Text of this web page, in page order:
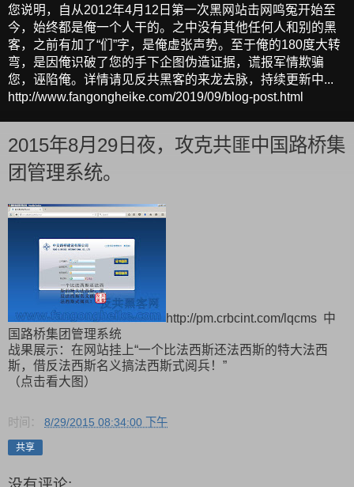
您说明，自从2012年4月12日第一次黑网站击网鸣冤开始至
今，始终都是俺一个人干的。之中没有其他任何人和别的黑
客，之前有加了“们”字，是俺虚张声势。至于俺的180度大转
弯，是因俺识破了您的手下企图伪造证据，谎报军情欺骗
您，诬陷俺。详情请见反共黑客的来龙去脉，持续更新中...
http://www.fangongheike.com/2019/09/blog-post.html
2015年8月29日夜，攻克共匪中国路桥集
团管理系统。
http://pm.crbcint.com/lqcms 中
国路桥集团管理系统
战果展示：在网站挂上“一个比法西斯还法西斯的特大法西
斯，借反法西斯名义搞法西斯式阅兵！”
（点击看大图）
时间： 8/29/2015 08:34:00 下午
共享